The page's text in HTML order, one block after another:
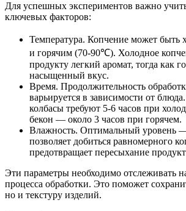
Для успешных экспериментов важно
ключевых факторов:
Температура. Копчение может
и горячим (70-90℃). Холодное
продукту легкий аромат, тогда как
насыщенный вкус.
Время. Продолжительность
варьируется в зависимости от
колбасы требуют 5-6 часов при
бекон — около 3 часов при горячем.
Влажность. Оптимальный уровень
позволяет добиться равномерного
предотвращает пересыхание
Эти параметры необходимо отслеживать
процесса обработки. Это поможет
но и текстуру изделий.